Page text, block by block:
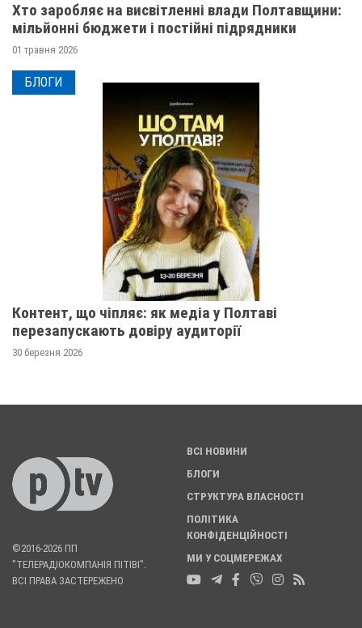
Хто заробляє на висвітленні влади Полтавщини:
мільйонні бюджети і постійні підрядники
01 травня 2026
БЛОГИ
Контент, що чіпляє: як медіа у Полтаві
перезапускають довіру аудиторії
30 березня 2026
©2016-2026 ПП
"ТЕЛЕРАДІОКОМПАНІЯ ПІТІВІ".
ВСІ ПРАВА ЗАСТЕРЕЖЕНО
ВСІ НОВИНИ
БЛОГИ
СТРУКТУРА ВЛАСНОСТІ
ПОЛІТИКА
КОНФІДЕНЦІЙНОСТІ
МИ У СОЦМЕРЕЖАХ